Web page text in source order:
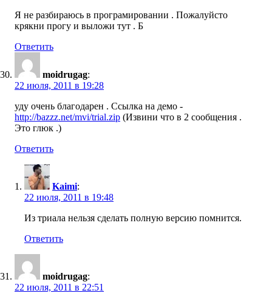
Я не разбираюсь в програмировании . Пожалуйсто
крякни прогу и выложи тут . Б
Ответить
moidrugag:
22 июля, 2011 в 19:28
уду очень благодарен . Ссылка на демо -
http://bazzz.net/mvi/trial.zip (Извини что в 2 сообщения .
Это глюк .)
Ответить
Kaimi:
22 июля, 2011 в 19:48
Из триала нельзя сделать полную версию помнится.
Ответить
moidrugag:
22 июля, 2011 в 22:51